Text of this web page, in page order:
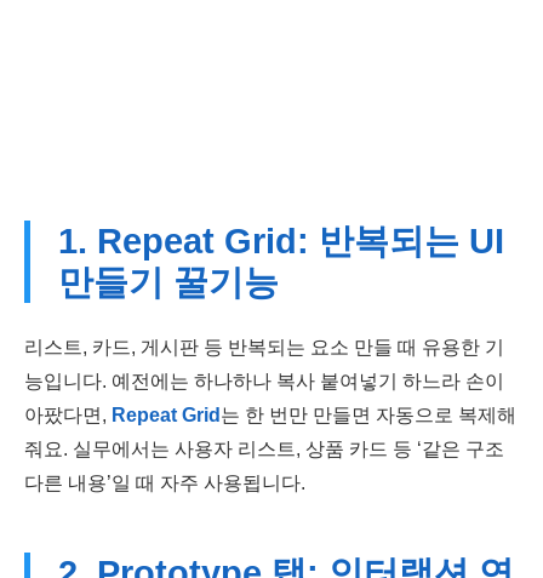
1. Repeat Grid: 반복되는 UI
만들기 꿀기능
리스트, 카드, 게시판 등 반복되는 요소 만들 때 유용한 기
능입니다. 예전에는 하나하나 복사 붙여넣기 하느라 손이
아팠다면, Repeat Grid 는 한 번만 만들면 자동으로 복제해
줘요. 실무에서는 사용자 리스트, 상품 카드 등 ‘같은 구조
다른 내용’일 때 자주 사용됩니다.